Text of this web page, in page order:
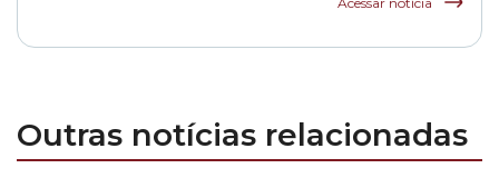
Outras notícias relacionadas